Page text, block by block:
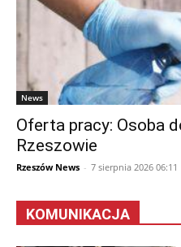
News
Oferta pracy: Osoba
Rzeszowie
Rzeszów News - 7 sierpnia 2026 06:11
KOMUNIKACJA